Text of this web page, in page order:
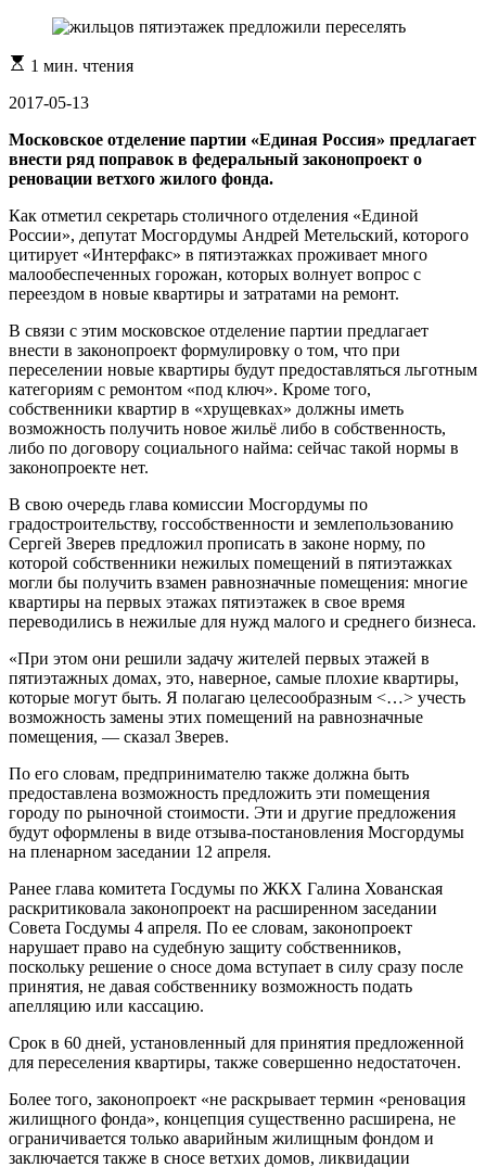
Расчетное
чтения
1 мин. чтения
2017-05-13
Московское отделение партии «Единая Россия» предлагает
внести ряд поправок в федеральный законопроект о
реновации ветхого жилого фонда.
Как отметил секретарь столичного отделения «Единой
России», депутат Мосгордумы Андрей Метельский, которого
цитирует «Интерфакс» в пятиэтажках проживает много
малообеспеченных горожан, которых волнует вопрос с
переездом в новые квартиры и затратами на ремонт.
В связи с этим московское отделение партии предлагает
внести в законопроект формулировку о том, что при
переселении новые квартиры будут предоставляться льготным
категориям с ремонтом «под ключ». Кроме того,
собственники квартир в «хрущевках» должны иметь
возможность получить новое жильё либо в собственность,
либо по договору социального найма: сейчас такой нормы в
законопроекте нет.
В свою очередь глава комиссии Мосгордумы по
градостроительству, госсобственности и землепользованию
Сергей Зверев предложил прописать в законе норму, по
которой собственники нежилых помещений в пятиэтажках
могли бы получить взамен равнозначные помещения: многие
квартиры на первых этажах пятиэтажек в свое время
переводились в нежилые для нужд малого и среднего бизнеса.
«При этом они решили задачу жителей первых этажей в
пятиэтажных домах, это, наверное, самые плохие квартиры,
которые могут быть. Я полагаю целесообразным <…> учесть
возможность замены этих помещений на равнозначные
помещения, — сказал Зверев.
По его словам, предпринимателю также должна быть
предоставлена возможность предложить эти помещения
городу по рыночной стоимости. Эти и другие предложения
будут оформлены в виде отзыва-постановления Мосгордумы
на пленарном заседании 12 апреля.
Ранее глава комитета Госдумы по ЖКХ Галина Хованская
раскритиковала законопроект на расширенном заседании
Совета Госдумы 4 апреля. По ее словам, законопроект
нарушает право на судебную защиту собственников,
поскольку решение о сносе дома вступает в силу сразу после
принятия, не давая собственнику возможность подать
апелляцию или кассацию.
Срок в 60 дней, установленный для принятия предложенной
для переселения квартиры, также совершенно недостаточен.
Более того, законопроект «не раскрывает термин «реновация
жилищного фонда», концепция существенно расширена, не
ограничивается только аварийным жилищным фондом и
заключается также в сносе ветхих домов, ликвидации